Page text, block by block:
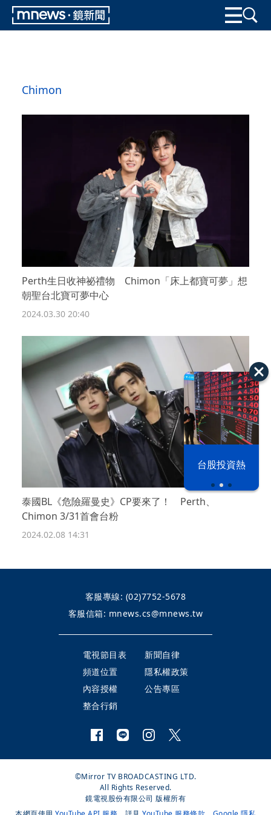
漢光42演習 台股投資熱
Chimon
Perth生日收神祕禮物 Chimon「床上都寶可夢」想
朝聖台北寶可夢中心
2024.03.30 20:40
泰國BL《危險羅曼史》CP要來了！ Perth、
Chimon 3/31首會台粉
2024.02.08 14:31
客服專線: (02)7752-5678
客服信箱: mnews.cs@mnews.tw
電視節目表
新聞自律
頻道位置
隱私權政策
內容授權
公告專區
整合行銷
©Mirror TV BROADCASTING LTD.
All Rights Reserved.
鏡電視股份有限公司 版權所有